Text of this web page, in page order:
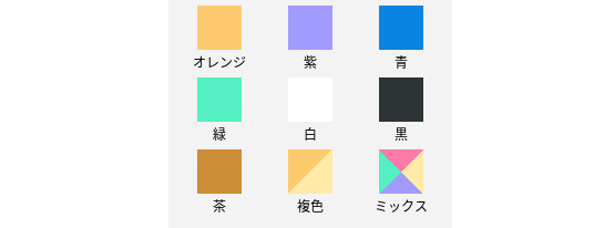
オレンジ 紫 青
緑 白 黒
茶 複色 ミックス